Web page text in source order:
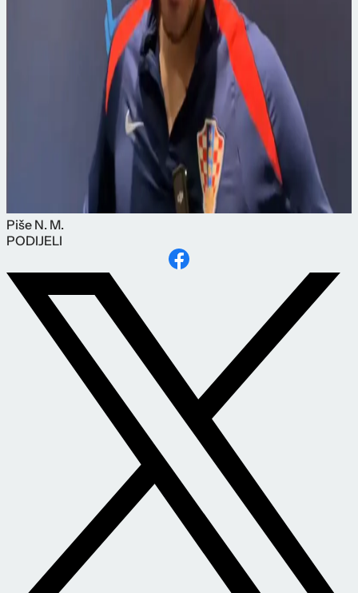
Piše N. M.
PODIJELI